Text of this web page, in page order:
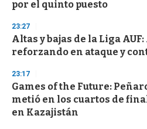
o
d
s
por el quinto puesto
23:27
Altas y bajas de la Liga
reforzando en ataque y
23:17
Games of the Future:
metió en los cuartos de
en Kazajistán